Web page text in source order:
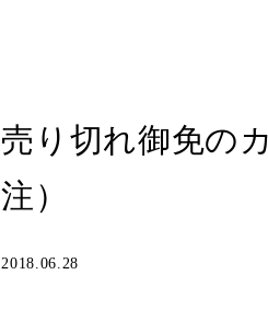
売り切れ御免の
注）
2018.06.28